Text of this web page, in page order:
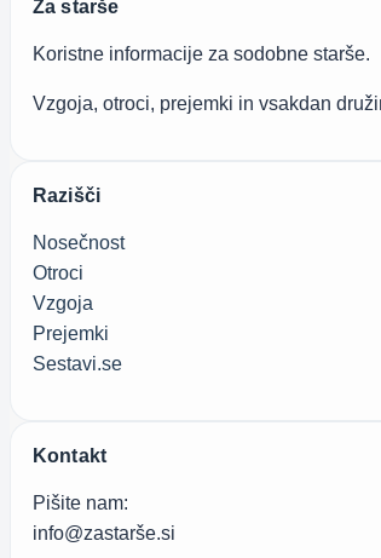
Za starše
Koristne informacije za sodobne starše.
Vzgoja, otroci, prejemki in vsakdan
Razišči
Nosečnost
Otroci
Vzgoja
Prejemki
Sestavi.se
Kontakt
Pišite nam:
info@zastarše.si